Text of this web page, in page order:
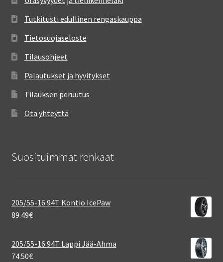
Tutkitusti edullinen rengaskauppa
Tietosuojaseloste
Tilausohjeet
Palautukset ja hyvitykset
Tilauksen peruutus
Ota yhteyttä
Suosituimmat renkaat
205/55-16 94T Kontio IcePaw
89.49€
205/55-16 94T Lappi Jää-Ahma
74.50€